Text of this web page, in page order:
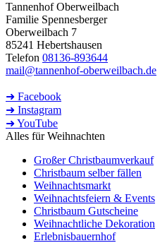
Tannenhof Oberweilbach
Familie Spennesberger
Oberweilbach 7
85241 Hebertshausen
Telefon 08136-893644
mail@tannenhof-oberweilbach.de
➜ Facebook
➜ Instagram
➜ YouTube
Alles für Weihnachten
Großer Christbaumverkauf
Christbaum selber fällen
Weihnachtsmarkt
Weihnachtsfeiern & Events
Christbaum Gutscheine
Weihnachtliche Dekoration
Erlebnisbauernhof